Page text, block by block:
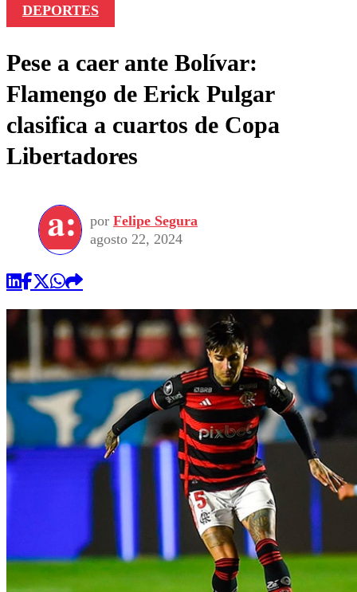
DEPORTES
Pese a caer ante Bolívar:
Flamengo de Erick Pulgar
clasifica a cuartos de Copa
Libertadores
por Felipe Segura
agosto 22, 2024